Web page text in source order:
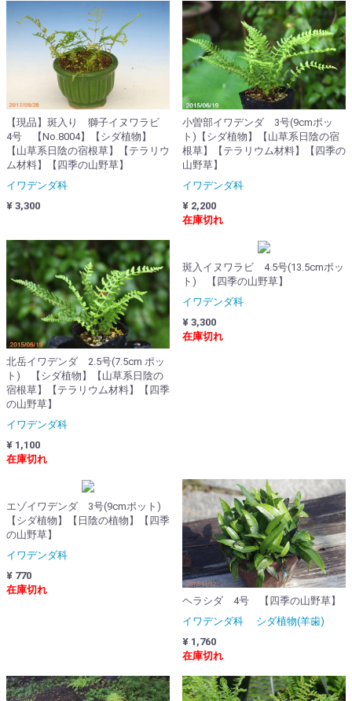
【現品】斑入り 獅子イヌワラビ
4号 【No.8004】【シダ植物】
【山草系日陰の宿根草】【テラリウ
ム材料】【四季の山野草】
イワデンダ科
¥ 3,300
小曽部イワデンダ 3号(9cmポッ
ト)【シダ植物】【山草系日陰の宿
根草】【テラリウム材料】【四季の
山野草】
イワデンダ科
¥ 2,200
在庫切れ
北岳イワデンダ 2.5号(7.5cm ポッ
ト) 【シダ植物】【山草系日陰の
宿根草】【テラリウム材料】【四季
の山野草】
イワデンダ科
¥ 1,100
在庫切れ
斑入イヌワラビ 4.5号(13.5cmポッ
ト) 【四季の山野草】
イワデンダ科
¥ 3,300
在庫切れ
エゾイワデンダ 3号(9cmポット)
【シダ植物】【日陰の植物】【四季
の山野草】
イワデンダ科
¥ 770
在庫切れ
ヘラシダ 4号 【四季の山野草】
イワデンダ科 シダ植物(羊歯)
¥ 1,760
在庫切れ